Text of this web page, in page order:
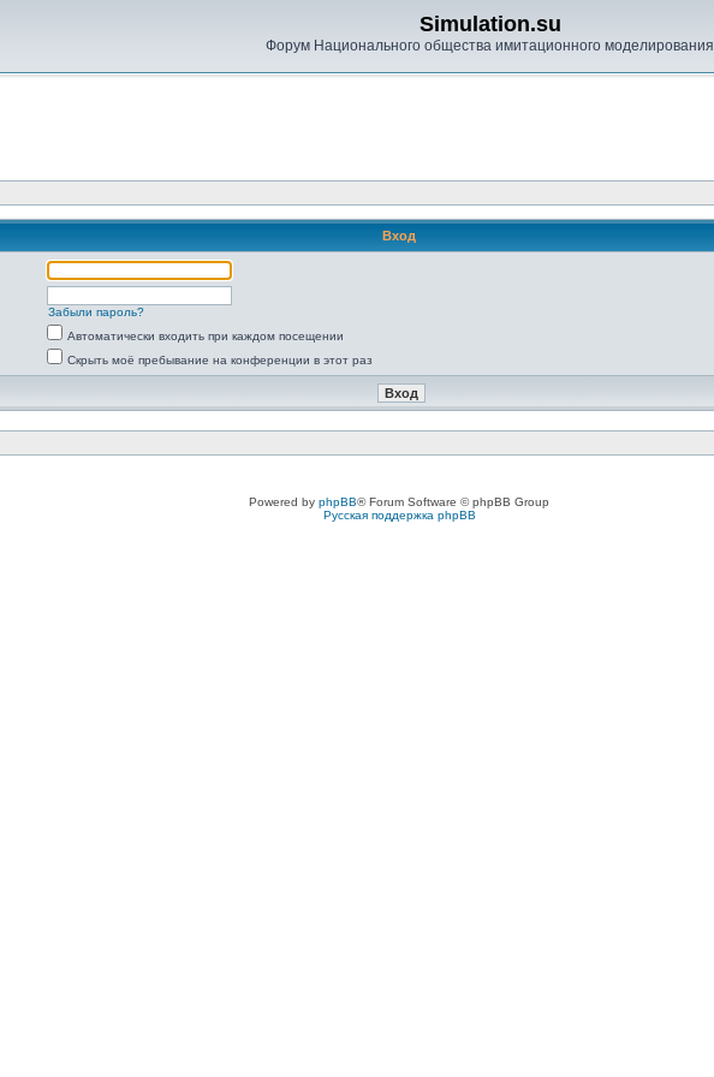
Simulation.su
Форум Национального общества имитационного моделирования
Вход
Забыли пароль?
Автоматически входить при каждом посещении
Скрыть моё пребывание на конференции в этот раз
Powered by phpBB® Forum Software © phpBB Group
Русская поддержка phpBB